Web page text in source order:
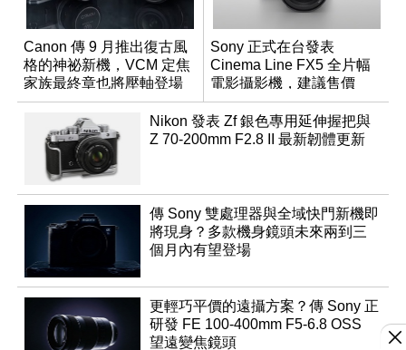
Canon 傳 9 月推出復古風
格的神祕新機，VCM 定焦
家族最終章也將壓軸登場
Sony 正式在台發表
Cinema Line FX5 全片幅
電影攝影機，建議售價
NT$144,980
Nikon 發表 Zf 銀色專用延伸握把與
Z 70-200mm F2.8 II 最新韌體更新
傳 Sony 雙處理器與全域快門新機即
將現身？多款機身鏡頭未來兩到三
個月內有望登場
更輕巧平價的遠攝方案？傳 Sony 正
研發 FE 100-400mm F5-6.8 OSS
望遠變焦鏡頭